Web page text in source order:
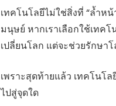
เทคโนโลยีไม่ใช่สิ่งที่ “ล้ำห
มนุษย์ หากเราเลือกใช้เทค
เปลี่ยนโลก แต่จะช่วยรักษา
เพราะสุดท้ายแล้ว เทคโนโ
ไปสู่จุดใด